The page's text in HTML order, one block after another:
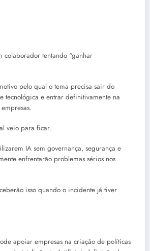
colaborador tentando “ganhar
pelo qual o tema precisa sair do
tecnológica e entrar definitivamente na
veio para ficar.
IA sem governança, segurança e
enfrentarão problemas sérios nos
isso quando o incidente já tiver
apoiar empresas na criação de políticas